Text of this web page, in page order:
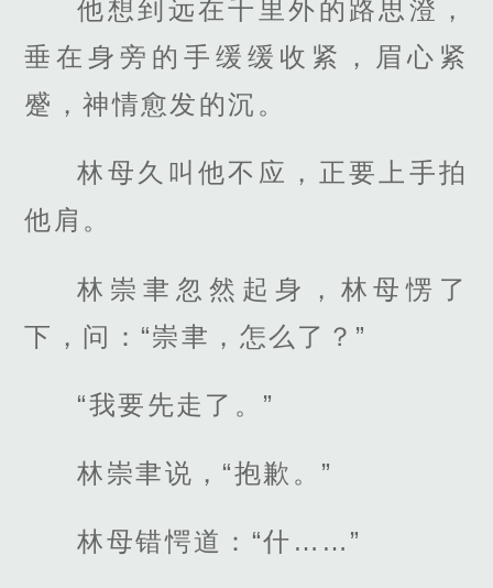
他想到远在千里外的路思澄，
垂在身旁的手缓缓收紧，眉心紧
蹙，神情愈发的沉。
林母久叫他不应，正要上手拍
他肩。
林崇聿忽然起身，林母愣了
下，问：“崇聿，怎么了？”
“我要先走了。”
林崇聿说，“抱歉。”
林母错愕道：“什……”